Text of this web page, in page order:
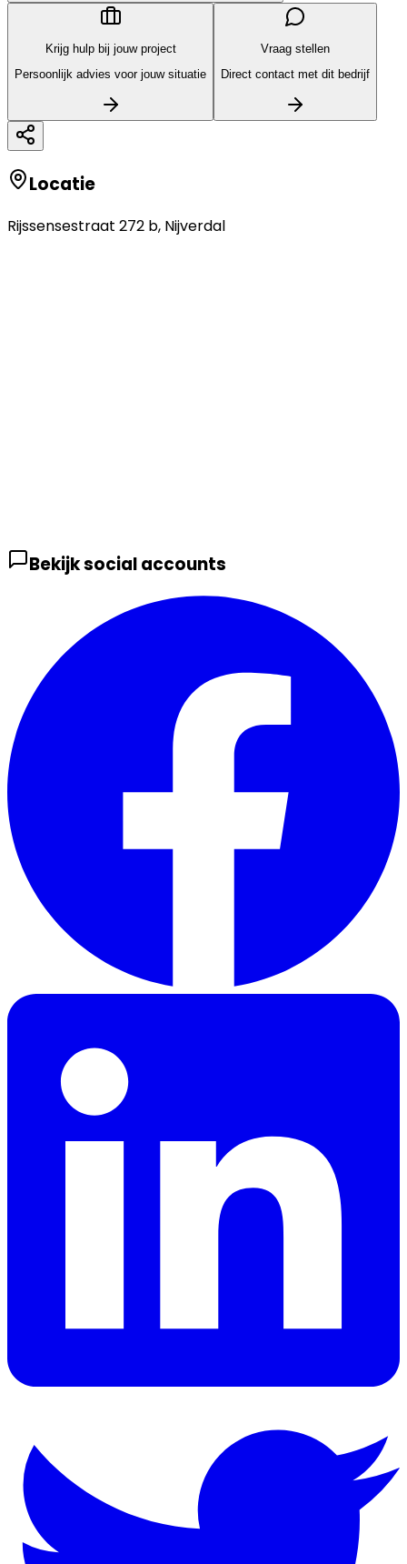
Krijg hulp bij jouw project
Persoonlijk advies voor jouw situatie
Vraag stellen
Direct contact met dit bedrijf
Locatie
Rijssensestraat 272 b, Nijverdal
Bekijk social accounts